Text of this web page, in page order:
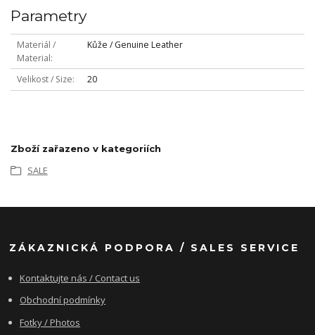
Parametry
Materiál /
Material
Kůže / Genuine Leather
Velikost / Size 20
Zboží zařazeno v kategoriích
SALE
ZÁKAZNICKÁ PODPORA / SALES SERVICE
Kontaktujte nás / Contact us
Obchodní podmínky
Fotky / Photos